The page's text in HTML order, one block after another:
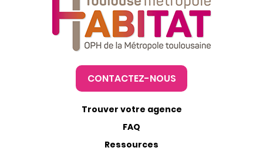
CONTACTEZ-NOUS
Trouver votre agence
FAQ
Ressources